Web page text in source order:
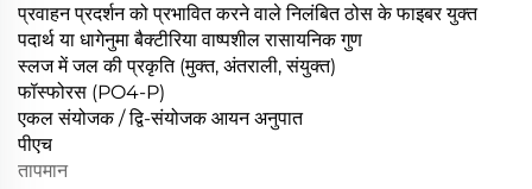
प्रवाहन प्रदर्शन को प्रभावित करने वाले निलंबित ठोस के फाइबर युक्त
पदार्थ या धागेनुमा बैक्टीरिया वाष्पशील रासायनिक गुण
स्लज में जल की प्रकृति (मुक्त, अंतराली, संयुक्त)
फॉस्फोरस (PO4-P)
एकल संयोजक / द्वि-संयोजक आयन अनुपात
पीएच
तापमान